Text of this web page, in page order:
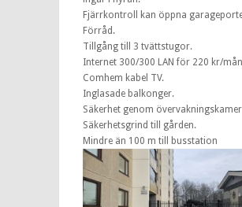
Fjärrkontroll kan öppna
Förråd.
Tillgång till 3 tvättstugor.
Internet 300/300 LAN för 220 kr/
Comhem kabel TV.
Inglasade balkonger.
Säkerhet genom
Säkerhetsgrind till gården.
Mindre än 100 m till busstation